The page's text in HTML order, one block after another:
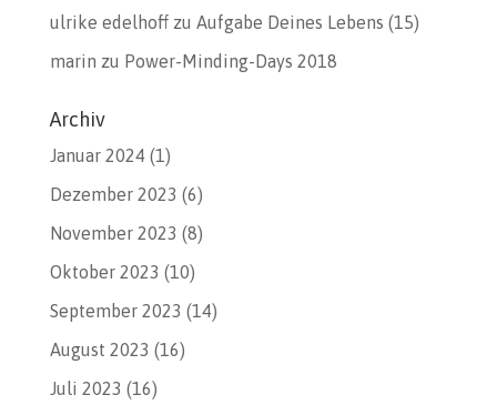
ulrike edelhoffzu Aufgabe Deines Lebens (15)
marin zu Power-Minding-Days 2018
Archiv
Januar 2024(1)
Dezember 2023 (6)
November 2023 (8)
Oktober 2023 (10)
September 2023 (14)
August 2023 (16)
Juli 2023 (16)